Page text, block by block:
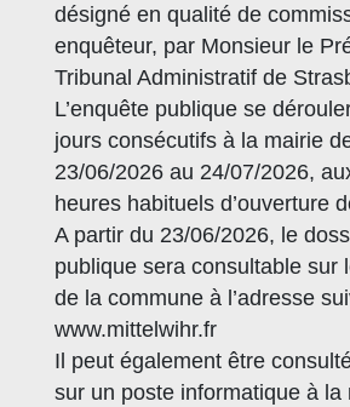
désigné en qualité de
enquêteur, par Monsieur le
Tribunal Administratif de
L’enquête publique se
jours consécutifs à la mairie
23/06/2026 au 24/07/2026,
heures habituels d’ouverture
A partir du 23/06/2026, le
publique sera consultable sur
de la commune à l’adresse
www.mittelwihr.fr
Il peut également être
sur un poste informatique à la